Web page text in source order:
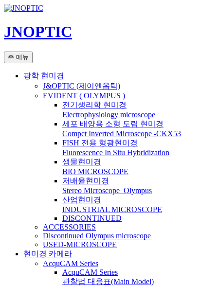
컨
츠
로
너
JNOPTIC
검
색
주 메뉴
광학 현미경
J&OPTIC (제이엔옵틱)
EVIDENT ( OLYMPUS )
전기생리학 현미경
Electrophysiology microscope
세포 배양용 소형 도립 현미경
Compct Inverted Microscope -CKX53
FISH 전용 형광현미경
Fluorescence In Situ Hybridization
생물현미경
BIO MICROSCOPE
저배율현미경
Stereo Microscope_Olympus
산업현미경
INDUSTRIAL MICROSCOPE
DISCONTINUED
ACCESSORIES
Discontinued Olympus microscope
USED-MICROSCOPE
현미경 카메라
AcquCAM Series
AcquCAM Series
관찰법 대응표(Main Model)